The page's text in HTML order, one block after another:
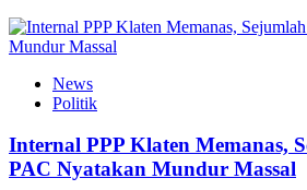
News
Politik
Internal PPP Klaten Memanas,
PAC Nyatakan Mundur Massal